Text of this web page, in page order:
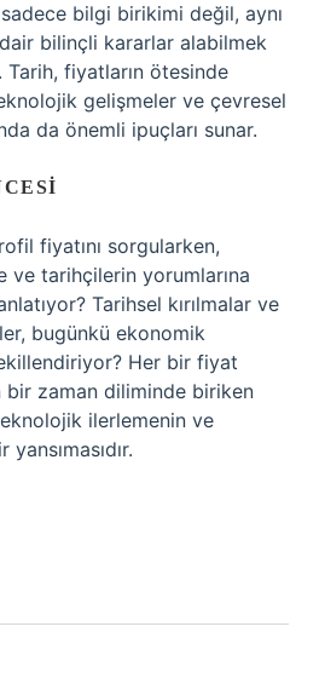
bilgi birikimi değil, aynı
bilinçli kararlar alabilmek
fiyatların ötesinde
gelişmeler ve çevresel
da önemli ipuçları sunar.
fiyatını sorgularken,
ve tarihçilerin yorumlarına
Tarihsel kırılmalar ve
bugünkü ekonomik
Her bir fiyat
bir zaman diliminde biriken
ilerlemenin ve